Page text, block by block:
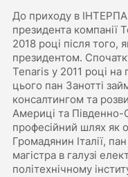
До приходу в
президента компанії
2018 році після того,
президентом.
Tenaris у 2011 році на
цього пан Занотті
консалтингом та
Америці та Південно-
професійний шлях як
Громадянин Італії,
магістра в галузі
політехнічному